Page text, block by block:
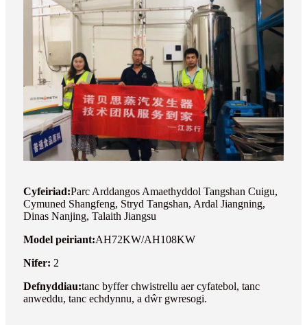
Cyfeiriad:Parc Arddangos Amaethyddol Tangshan Cuigu,
Cymuned Shangfeng, Stryd Tangshan, Ardal Jiangning,
Dinas Nanjing, Talaith Jiangsu
Model peiriant:AH72KW/AH108KW
Nifer: 2
Defnyddiau:tanc byffer chwistrellu aer cyfatebol, tanc
anweddu, tanc echdynnu, a dŵr gwresogi.